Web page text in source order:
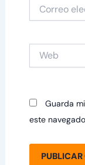
electrónico*
Guarda
este